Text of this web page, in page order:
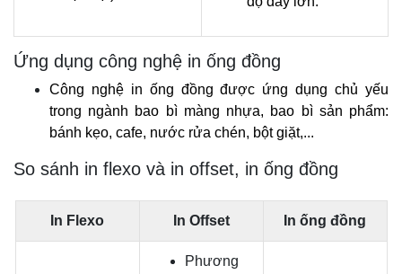
Ứng dụng công nghệ in ống đồng
Công nghệ in ống đồng được ứng dụng chủ yếu
trong ngành bao bì màng nhựa, bao bì sản phẩm:
bánh kẹo, cafe, nước rửa chén, bột giặt,...
So sánh in flexo và in offset, in ống đồng
In Flexo In Offset In ống đồng
Phương